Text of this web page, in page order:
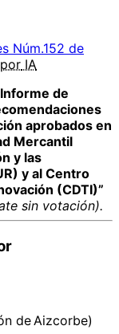
Núm.152 de
IA
de
aprobados en
Mercantil
y las
y al Centro
(CDTI)”
sin votación).
de Aizcorbe)